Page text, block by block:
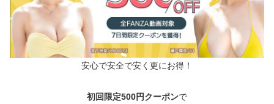
安心で安全で安く更にお得！
初回限定500円クーポンで